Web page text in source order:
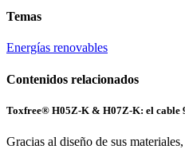
Temas
Energías renovables
Contenidos relacionados
Toxfree® H05Z-K & H07Z-K: el cable
Gracias al diseño de sus